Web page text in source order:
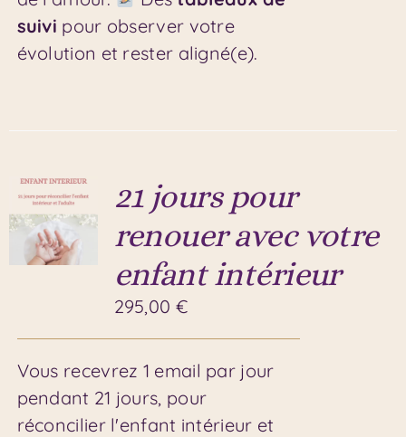
suivi pour observer votre
évolution et rester aligné(e).
21 jours pour
renouer avec votre
enfant intérieur
295,00 €
Vous recevrez 1 email par jour
pendant 21 jours, pour
réconcilier l'enfant intérieur et